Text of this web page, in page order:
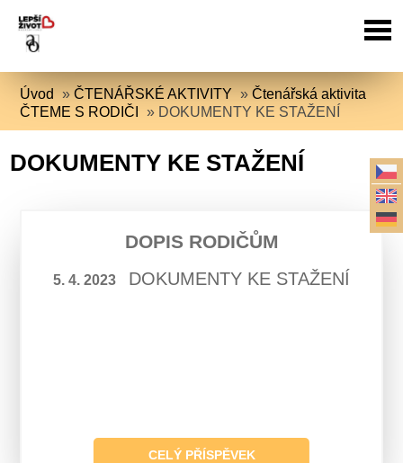
Úvod »ČTENÁŘSKÉ AKTIVITY »Čtenářská aktivita
ČTEME S RODIČI
» DOKUMENTY KE STAŽENÍ
DOKUMENTY KE STAŽENÍ
DOPIS RODIČŮM
5. 4. 2023 DOKUMENTY KE STAŽENÍ
CELÝ PŘÍSPĚVEK